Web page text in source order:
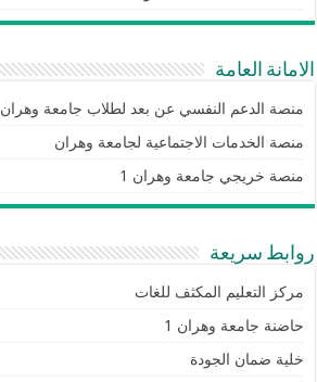
الامانة العامة
منصة الدعم النفسي عن بعد لطلاب جامعة وهران 1
منصة الخدمات الاجتماعية لجامعة وهران
منصة خريجي جامعة وهران 1
روابط سريعة
مركز التعليم المكثف للغات
حاضنة جامعة وهران 1
خلية ضمان الجودة